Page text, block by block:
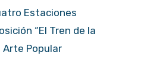
Estaciones
“El Tren de la
Arte Popular